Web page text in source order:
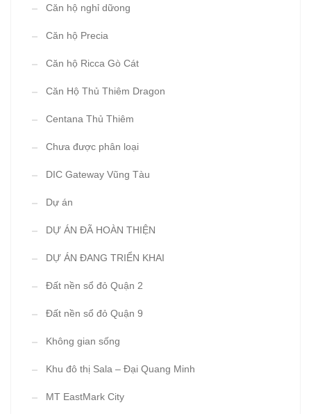
Căn hộ nghỉ dữong
Căn hộ Precia
Căn hộ Ricca Gò Cát
Căn Hộ Thủ Thiêm Dragon
Centana Thủ Thiêm
Chưa được phân loại
DIC Gateway Vũng Tàu
Dự án
DỰ ÁN ĐÃ HOÀN THIỆN
DỰ ÁN ĐANG TRIỂN KHAI
Đất nền sổ đỏ Quận 2
Đất nền sổ đỏ Quận 9
Không gian sống
Khu đô thị Sala – Đại Quang Minh
MT EastMark City